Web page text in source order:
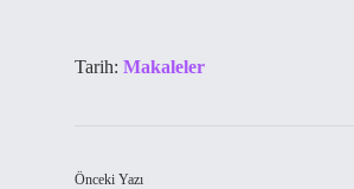
Tarih: Makaleler
Önceki Yazı